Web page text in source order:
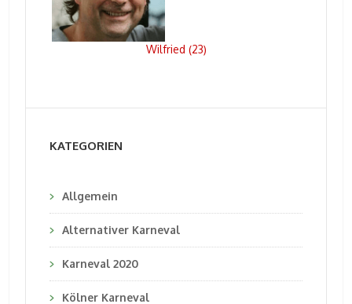
Wilfried (23)
KATEGORIEN
Allgemein
Alternativer Karneval
Karneval 2020
Kölner Karneval